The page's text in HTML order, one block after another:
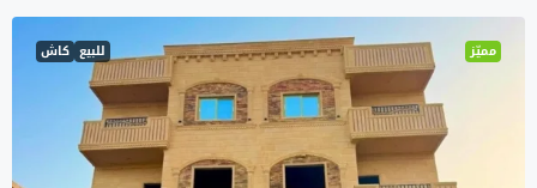
مميّز للبيع كاش